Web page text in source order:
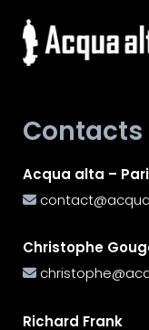
Contacts
Acqua alta –
Christophe
Richard Frank